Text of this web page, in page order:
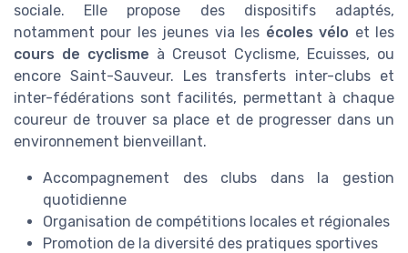
sociale. Elle propose des dispositifs adaptés,
notamment pour les jeunes via les écoles vélo et les
cours de cyclisme à Creusot Cyclisme, Ecuisses, ou
encore Saint-Sauveur. Les transferts inter-clubs et
inter-fédérations sont facilités, permettant à chaque
coureur de trouver sa place et de progresser dans un
environnement bienveillant.
Accompagnement des clubs dans la gestion
quotidienne
Organisation de compétitions locales et régionales
Promotion de la diversité des pratiques sportives